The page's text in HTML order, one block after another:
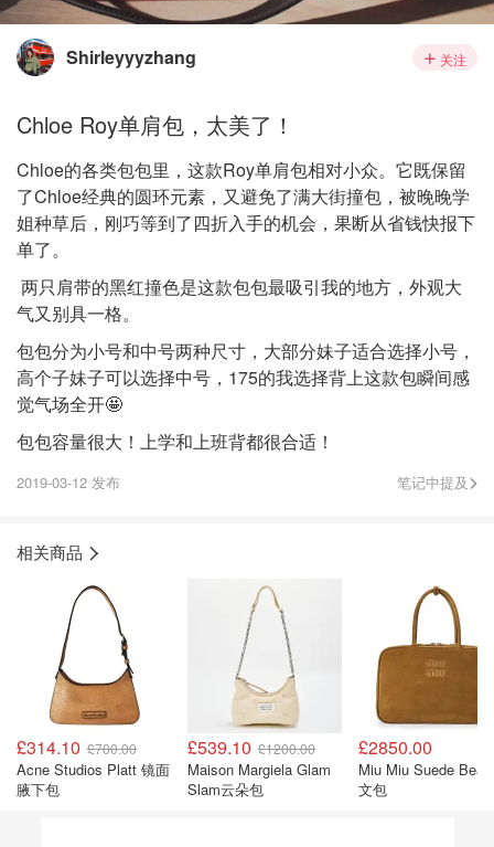
Shirleyyyzhang 关注
Chloe Roy单肩包，太美了！
Chloe的各类包包里，这款Roy单肩包相对小众。它既保留
了Chloe经典的圆环元素，又避免了满大街撞包，被晚晚学
姐种草后，刚巧等到了四折入手的机会，果断从省钱快报下
单了。
两只肩带的黑红撞色是这款包包最吸引我的地方，外观大
气又别具一格。
包包分为小号和中号两种尺寸，大部分妹子适合选择小号，
高个子妹子可以选择中号，175的我选择背上这款包瞬间感
觉气场全开🤩
包包容量很大！上学和上班背都很合适！
2019-03-12 发布 笔记中提及
相关商品
£314.10 £700.00
Acne Studios Platt 镜面
腋下包
£539.10 £1200.00
Maison Margiela Glam
Slam云朵包
£2850.00
Miu Miu Suede Beau 公
文包